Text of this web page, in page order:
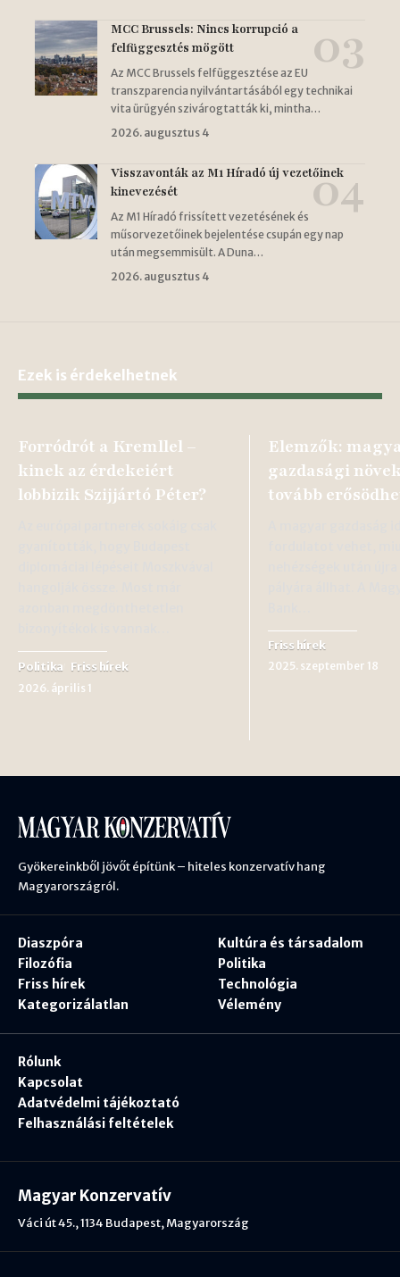
MCC Brussels: Nincs korrupció a
felfüggesztés mögött
Az MCC Brussels felfüggesztése az EU
transzparencia nyilvántartásából egy technikai
vita ürügyén szivárogtatták ki, mintha…
2026. augusztus 4
Visszavonták az M1 Híradó új vezetőinek
kinevezését
Az M1 Híradó frissített vezetésének és
műsorvezetőinek bejelentése csupán egy nap
után megsemmisült. A Duna…
2026. augusztus 4
Ezek is érdekelhetnek
Forródrót a Kremllel –
kinek az érdekeiért
lobbizik Szijjártó Péter?
Politika Friss hírek
2026. április 1
Elemzők:
gazdasági
tovább
Friss hírek
2025. szeptember 18
Gyökereinkből jövőt építünk – hiteles konzervatív hang
Magyarországról.
Diaszpóra
Filozófia
Friss hírek
Kategorizálatlan
Kultúra és társadalom
Politika
Technológia
Vélemény
Rólunk
Kapcsolat
Adatvédelmi tájékoztató
Felhasználási feltételek
Magyar Konzervatív
Váci út 45., 1134 Budapest, Magyarország